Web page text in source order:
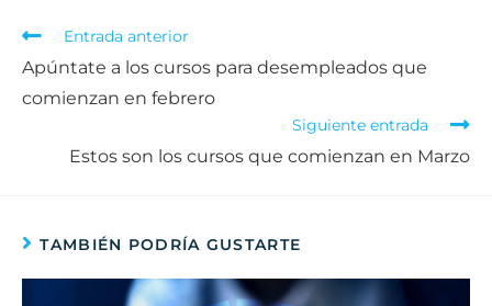
Entrada anterior
Apúntate a los cursos para desempleados que
comienzan en febrero
Siguiente entrada
Estos son los cursos que comienzan en Marzo
TAMBIÉN PODRÍA GUSTARTE